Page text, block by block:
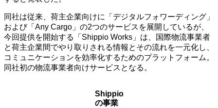
同社は従来、荷主企業向けに「デジタルフォワーディング」
および「Any Cargo」の2つのサービスを展開しているが、
今回提供を開始する「Shippio Works」は、国際物流事業者
と荷主企業間でやり取りされる情報とその流れを一元化し、
コミュニケーションを効率化するためのプラットフォーム。
同社初の物流事業者向けサービスとなる。
Shippio
の事業